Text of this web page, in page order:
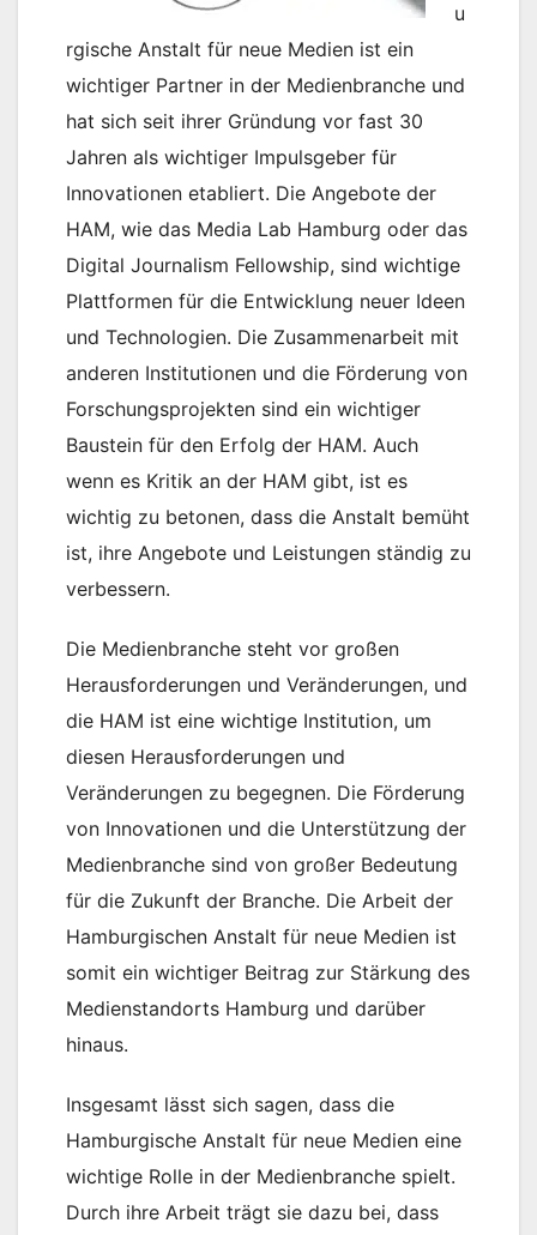
u
rgische Anstalt für neue Medien ist ein
wichtiger Partner in der Medienbranche und
hat sich seit ihrer Gründung vor fast 30
Jahren als wichtiger Impulsgeber für
Innovationen etabliert. Die Angebote der
HAM, wie das Media Lab Hamburg oder das
Digital Journalism Fellowship, sind wichtige
Plattformen für die Entwicklung neuer Ideen
und Technologien. Die Zusammenarbeit mit
anderen Institutionen und die Förderung von
Forschungsprojekten sind ein wichtiger
Baustein für den Erfolg der HAM. Auch
wenn es Kritik an der HAM gibt, ist es
wichtig zu betonen, dass die Anstalt bemüht
ist, ihre Angebote und Leistungen ständig zu
verbessern.
Die Medienbranche steht vor großen
Herausforderungen und Veränderungen, und
die HAM ist eine wichtige Institution, um
diesen Herausforderungen und
Veränderungen zu begegnen. Die Förderung
von Innovationen und die Unterstützung der
Medienbranche sind von großer Bedeutung
für die Zukunft der Branche. Die Arbeit der
Hamburgischen Anstalt für neue Medien ist
somit ein wichtiger Beitrag zur Stärkung des
Medienstandorts Hamburg und darüber
hinaus.
Insgesamt lässt sich sagen, dass die
Hamburgische Anstalt für neue Medien eine
wichtige Rolle in der Medienbranche spielt.
Durch ihre Arbeit trägt sie dazu bei, dass